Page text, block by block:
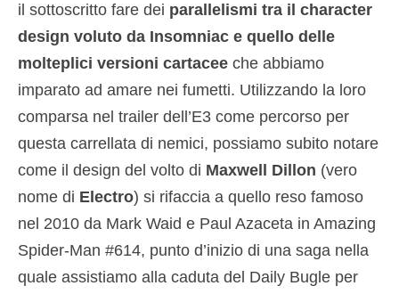
il sottoscritto fare dei parallelismi tra il character
design voluto da Insomniac e quello delle
molteplici versioni cartacee che abbiamo
imparato ad amare nei fumetti. Utilizzando la loro
comparsa nel trailer dell’E3 come percorso per
questa carrellata di nemici, possiamo subito notare
come il design del volto di Maxwell Dillon (vero
nome di Electro) si rifaccia a quello reso famoso
nel 2010 da Mark Waid e Paul Azaceta in Amazing
Spider-Man #614, punto d’inizio di una saga nella
quale assistiamo alla caduta del Daily Bugle per